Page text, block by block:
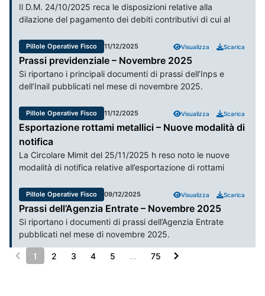
Il D.M. 24/10/2025 reca le disposizioni relative alla
dilazione del pagamento dei debiti contributivi di cui al
dall’art. 23 della L. 203/2024 (c.d. Collegato Lavoro).
Pillole Operative Fisco 11/12/2025 Visualizza Scarica
Prassi previdenziale – Novembre 2025
Si riportano i principali documenti di prassi dell’Inps e
dell’Inail pubblicati nel mese di novembre 2025.
Pillole Operative Fisco 11/12/2025 Visualizza Scarica
Esportazione rottami metallici – Nuove modalità di
notifica
La Circolare Mimit del 25/11/2025 h reso noto le nuove
modalità di notifica relative all’esportazione di rottami
l’introduzione di una piattaforma digitale dedicata.
Pillole Operative Fisco 09/12/2025 Visualizza Scarica
Prassi dell’Agenzia Entrate – Novembre 2025
Si riportano i documenti di prassi dell’Agenzia Entrate
pubblicati nel mese di novembre 2025.
1 2 3 4 5 ... 75